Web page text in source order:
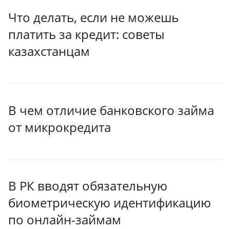
Что делать, если не можешь
платить за кредит: советы
казахстанцам
В чем отличие банковского займа
от микрокредита
В РК вводят обязательную
биометрическую идентификацию
по онлайн-займам